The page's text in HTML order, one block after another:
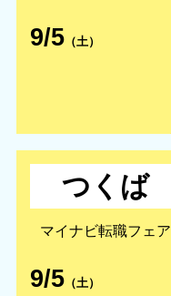
9/5（土）
つくば
マイナビ転職フェア
9/5（土）